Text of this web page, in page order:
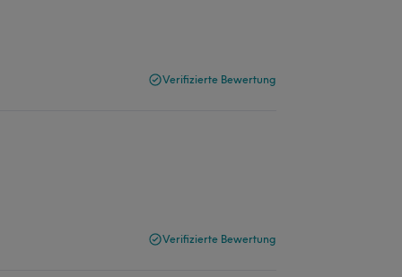
Verifizierte Bewertung
Verifizierte Bewertung